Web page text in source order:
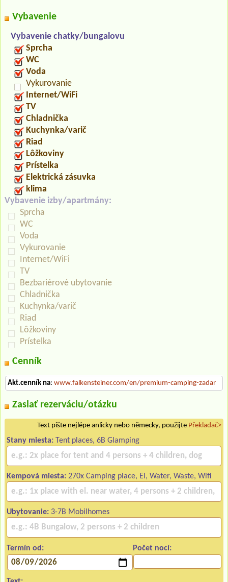
Vybavenie
Vybavenie chatky/bungalovu
Sprcha
WC
Voda
Vykurovanie
Internet/WiFi
TV
Chladnička
Kuchynka/varič
Riad
Lôžkoviny
Prístelka
Elektrická zásuvka
klima
Vybavenie izby/apartmány:
Sprcha
WC
Voda
Vykurovanie
Internet/WiFi
TV
Bezbariérové ubytovanie
Chladnička
Kuchynka/varič
Riad
Lôžkoviny
Prístelka
Cenník
Akt.cenník na: www.falkensteiner.com/en/premium-camping-zadar
Zaslať rezerváciu/otázku
Text pište nejlépe anlicky nebo německy, použijte Překladač>
Stany miesta: Tent places, 6B Glamping
Kempová miesta: 270x Camping place, El, Water, Waste, Wifi
Ubytovanie: 3-7B Mobilhomes
Termín od: Počet nocí: